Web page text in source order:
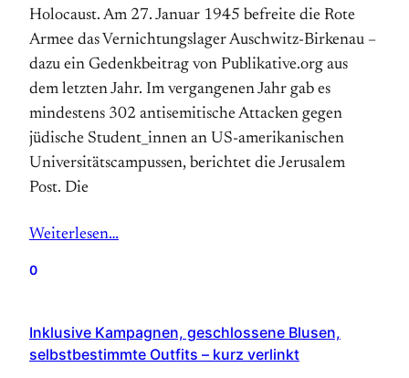
Holocaust. Am 27. Januar 1945 befreite die Rote
Armee das Vernichtungslager Auschwitz-Birkenau –
dazu ein Gedenkbeitrag von Publikative.org aus
dem letzten Jahr. Im vergangenen Jahr gab es
mindestens 302 antisemitische Attacken gegen
jüdische Student_innen an US-amerikanischen
Universitätscampussen, berichtet die Jerusalem
Post. Die
Weiterlesen…
0
Inklusive Kampagnen, geschlossene Blusen,
selbstbestimmte Outfits – kurz verlinkt